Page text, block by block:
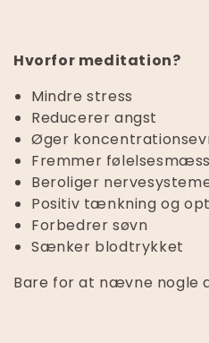
Hvorfor meditation?
Mindre stress
Reducerer angst
Øger
Fremmer
Beroliger
Positiv tænkning og
Forbedrer søvn
Sænker blodtrykket
Bare for at nævne nogle